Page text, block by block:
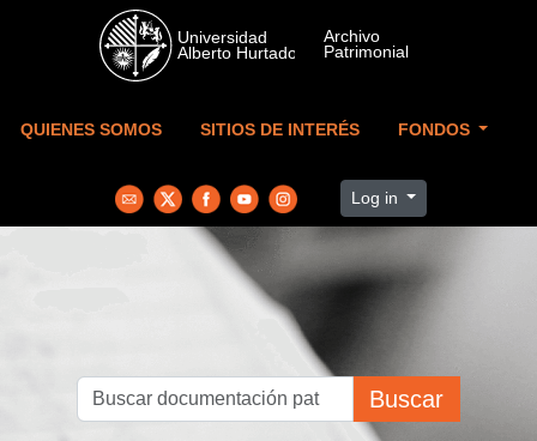
Skip to main content
QUIENES SOMOS SITIOS DE INTERÉS FONDOS
Log in
Buscar